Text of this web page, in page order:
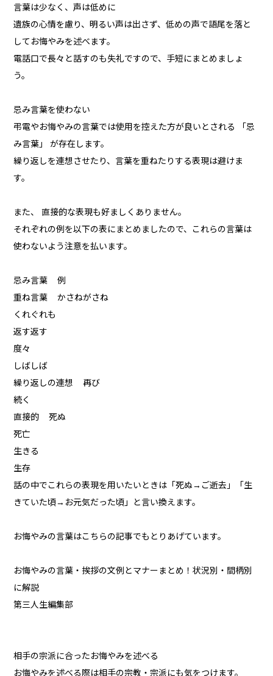
言葉は少なく、声は低めに
遺族の心情を慮り、明るい声は出さず、低めの声で語尾を落と
してお悔やみを述べます。
電話口で長々と話すのも失礼ですので、手短にまとめましょ
う。
忌み言葉を使わない
弔電やお悔やみの言葉では使用を控えた方が良いとされる 「忌
み言葉」 が存在します。
繰り返しを連想させたり、言葉を重ねたりする表現は避けま
す。
また、 直接的な表現も好ましくありません。
それぞれの例を以下の表にまとめましたので、これらの言葉は
使わないよう注意を払います。
忌み言葉 例
重ね言葉 かさねがさね
くれぐれも
返す返す
度々
しばしば
繰り返しの連想 再び
続く
直接的 死ぬ
死亡
生きる
生存
話の中でこれらの表現を用いたいときは「死ぬ→ご逝去」「生
きていた頃→お元気だった頃」と言い換えます。
お悔やみの言葉はこちらの記事でもとりあげています。
お悔やみの言葉・挨拶の文例とマナーまとめ！状況別・間柄別
に解説
第三人生編集部
相手の宗派に合ったお悔やみを述べる
お悔やみを述べる際は相手の宗教・宗派にも気をつけます。